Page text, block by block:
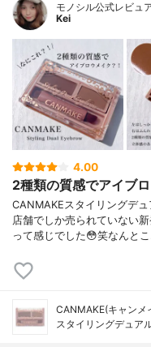
モノシル公式レビュ
Kei
4.00
2種類の質感でアイブ
CANMAKEスタイリングデ
店舗でしか売られていない
って感じでした😳笑なんと
CANMAKE(キャンメ
スタイリングデュア